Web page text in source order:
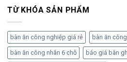
TỪ KHÓA SẢN PHẨM
bàn ăn công nghiệp giá rẻ bàn ăn
bàn ăn công nhân 6 chỗ báo giá bàn